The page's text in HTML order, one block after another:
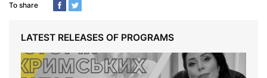
To share
LATEST RELEASES OF PROGRAMS